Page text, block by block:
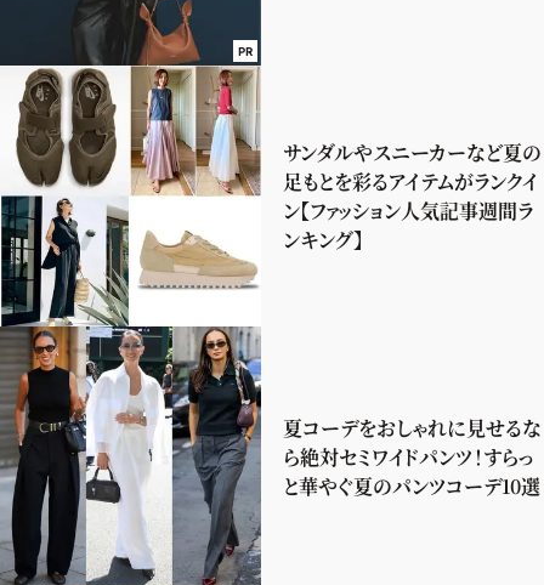
PR
サンダルやスニーカーなど夏の
足もとを彩るアイテムがランクイ
ン【ファッション人気記事週間ラ
ンキング】
夏コーデをおしゃれに見せるな
ら絶対セミワイドパンツ！すらっ
と華やぐ夏のパンツコーデ10選